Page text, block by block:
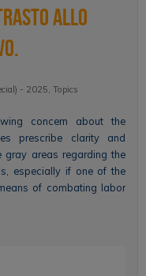
allo
- 2025 Topics
concern about the
prescribe clarity and
gray areas regarding the
especially if one of the
of combating labor